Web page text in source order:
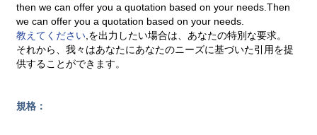
then we can offer you a quotation based on your needs.Then
we can offer you a quotation based on your needs.
教えてください,を出力したい場合は、あなたの特別な要求。
それから、我々はあなたにあなたのニーズに基づいた引用を提
供することができます。
規格：